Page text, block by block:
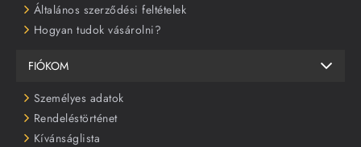
Általános szerződési feltételek
Hogyan tudok vásárolni?
FIÓKOM
Személyes adatok
Rendeléstörténet
Kívánságlista